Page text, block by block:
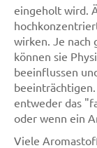
eingeholt wird.
wirken. Je nach
können sie
beeinflussen
entweder das
oder wenn ein
Viele